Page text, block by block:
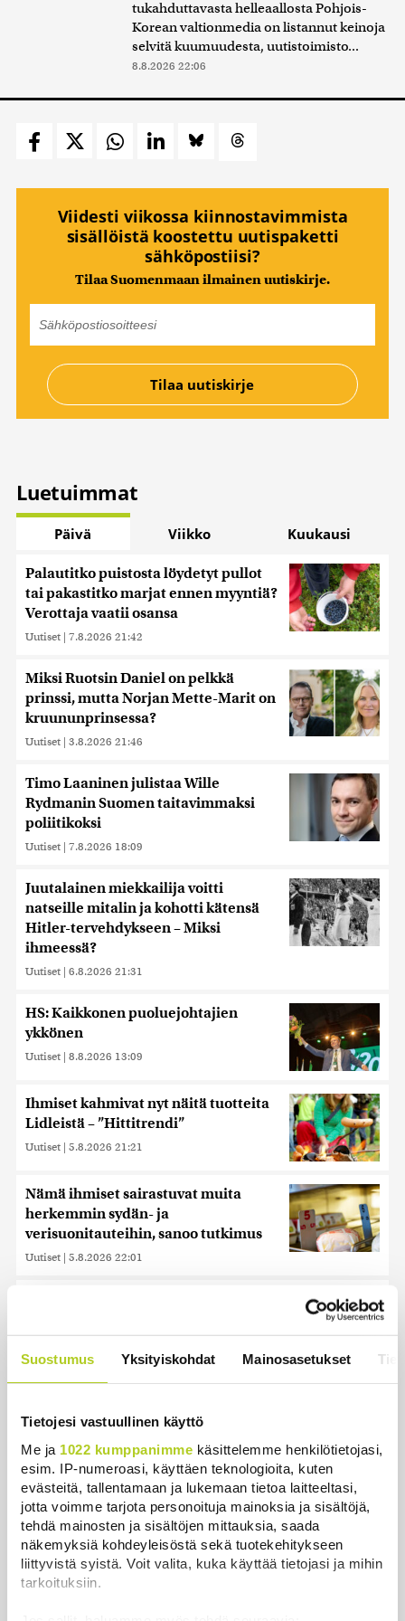
Suostumus Yksityiskohdat Mainosasetukset
Tietojesi vastuullinen käyttö
Me ja 1022 kumppanimme käsittelemme henkilötietojasi,
esim. IP-numeroasi, käyttäen teknologioita, kuten
evästeitä, tallentamaan ja lukemaan tietoa laitteeltasi,
jotta voimme tarjota personoituja mainoksia ja sisältöjä,
tehdä mainosten ja sisältöjen mittauksia, saada
näkemyksiä kohdeyleisöstä sekä tuotekehitykseen
liittyvistä syistä. Voit valita, kuka käyttää tietojasi ja mihin
tarkoituksiin.
tukahduttavasta helleaallosta Pohjois-
Korean valtionmedia on listannut keinoja
selvitä kuumuudesta, uutistoimisto...
8.8.2026 22:06
Viidesti viikossa kiinnostavimmista
sisällöistä koostettu uutispaketti
sähköpostiisi?
Tilaa Suomenmaan ilmainen uutiskirje.
Luetuimmat
Päivä Viikko Kuukausi
Palautitko puistosta löydetyt pullot
tai pakastitko marjat ennen myyntiä?
Verottaja vaatii osansa
Uutiset | 7.8.2026 21:42
Miksi Ruotsin Daniel on pelkkä
prinssi, mutta Norjan Mette-Marit on
kruununprinsessa?
Uutiset | 3.8.2026 21:46
Timo Laaninen julistaa Wille
Rydmanin Suomen taitavimmaksi
poliitikoksi
Uutiset | 7.8.2026 18:09
Juutalainen miekkailija voitti
natseille mitalin ja kohotti kätensä
Hitler-tervehdykseen – Miksi
ihmeessä?
Uutiset | 6.8.2026 21:31
HS: Kaikkonen puoluejohtajien
ykkönen
Uutiset | 8.8.2026 13:09
Ihmiset kahmivat nyt näitä tuotteita
Lidleistä – ”Hittitrendi”
Uutiset | 5.8.2026 21:21
Nämä ihmiset sairastuvat muita
herkemmin sydän- ja
verisuonitauteihin, sanoo tutkimus
Uutiset | 5.8.2026 22:01
varastotilaa
Uutiset | 7.8.2026 21:55
ikkunankarmeissa? Tällainen oli
1800-luvun ”sosiaalinen media”
Uutiset | 5.8.2026 21:45
Keskustan Siika-aho kertoo, mikä
hänestä on Ylen gallupin todellinen
uutinen – ”Kokoomus maksaa siitä
hintaa”
Uutiset | 6.8.2026 11:56